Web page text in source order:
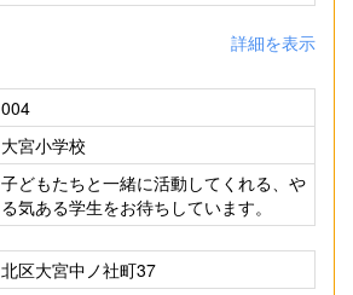
詳細を表示
004
大宮小学校
子どもたちと一緒に活動してくれる、や
る気ある学生をお待ちしています。
北区大宮中ノ社町37